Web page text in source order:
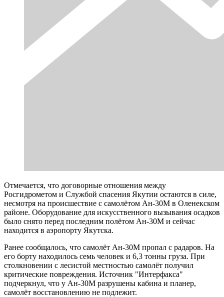
Отмечается, что договорные отношения между
Росгидрометом и Службой спасения Якутии остаются в силе,
несмотря на происшествие с самолётом Ан-30М в Оленекском
районе. Оборудование для искусственного вызывания осадков
было снято перед последним полётом Ан-30М и сейчас
находится в аэропорту Якутска.
Ранее сообщалось, что самолёт Ан-30М пропал с радаров. На
его борту находилось семь человек и 6,3 тонны груза. При
столкновении с лесистой местностью самолёт получил
критические повреждения. Источник "Интерфакса"
подчеркнул, что у Ан-30М разрушены кабина и планер,
самолёт восстановлению не подлежит.